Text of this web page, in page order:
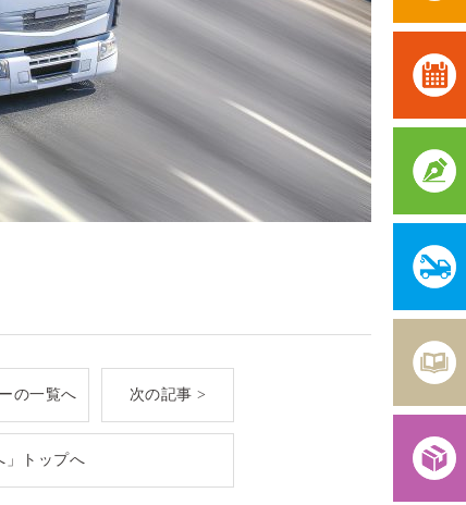
の一覧へ 次の記事 >
」トップへ